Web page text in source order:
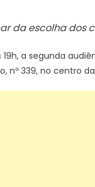
no
da escolha dos
19h, a segunda
nº 339, no centro